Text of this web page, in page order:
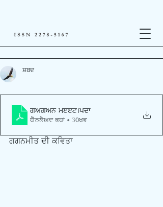
ਸ਼ਬਦ
gagan meet.pdf
Download PDF • 30KB
ਗਗਨਮੀਤ ਦੀ ਕਵਿਤਾ